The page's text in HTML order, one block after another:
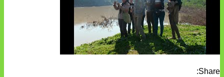
Share: